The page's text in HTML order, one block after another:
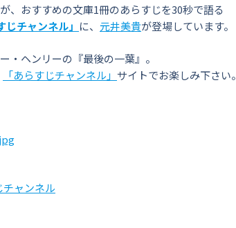
、おすすめの文庫1冊のあらすじを30秒で語る
チャンネル」 に、 元井美貴が登場しています。
・ヘンリーの『最後の一葉』。
「あらすじチャンネル」 サイトでお楽しみ下さい。
ャンネル